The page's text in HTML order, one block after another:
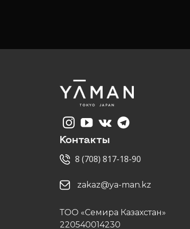
Контакты
8 (708) 817-18-90
zakaz@ya-man.kz
ТОО «Семира Казахстан»
220540014230